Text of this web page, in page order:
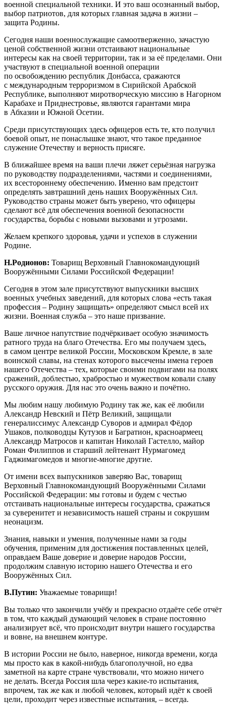
военной специальной техники. И это ваш осознанный выбор,
выбор патриотов, для которых главная задача в жизни –
защита Родины.
Сегодня наши военнослужащие самоотверженно, зачастую
ценой собственной жизни отстаивают национальные
интересы как на своей территории, так и за её пределами. Они
участвуют в специальной военной операции
по освобождению республик Донбасса, сражаются
с международным терроризмом в Сирийской Арабской
Республике, выполняют миротворческую миссию в Нагорном
Карабахе и Приднестровье, являются гарантами мира
в Абхазии и Южной Осетии.
Среди присутствующих здесь офицеров есть те, кто получил
боевой опыт, не понаслышке знают, что такое преданное
служение Отечеству и верность присяге.
В ближайшее время на ваши плечи ляжет серьёзная нагрузка
по руководству подразделениями, частями и соединениями,
их всестороннему обеспечению. Именно вам предстоит
определять завтрашний день наших Вооружённых Сил.
Руководство страны может быть уверено, что офицеры
сделают всё для обеспечения военной безопасности
государства, борьбы с новыми вызовами и угрозами.
Желаем крепкого здоровья, удачи и успехов в служении
Родине.
Н.Родионов: Товарищ Верховный Главнокомандующий
Вооружёнными Силами Российской Федерации!
Сегодня в этом зале присутствуют выпускники высших
военных учебных заведений, для которых слова «есть такая
профессия – Родину защищать» определяют смысл всей их
жизни. Военная служба – это наше призвание.
Ваше личное напутствие подчёркивает особую значимость
ратного труда на благо Отечества. Его мы получаем здесь,
в самом центре великой России, Московском Кремле, в зале
воинской славы, на стенах которого высечены имена героев
нашего Отечества – тех, которые своими подвигами на полях
сражений, доблестью, храбростью и мужеством ковали славу
русского оружия. Для нас это очень важно и почётно.
Мы любим нашу любимую Родину так же, как её любили
Александр Невский и Пётр Великий, защищали
генералиссимус Александр Суворов и адмирал Фёдор
Ушаков, полководцы Кутузов и Багратион, красноармеец
Александр Матросов и капитан Николай Гастелло, майор
Роман Филиппов и старший лейтенант Нурмагомед
Гаджимагомедов и многие-многие другие.
От имени всех выпускников заверяю Вас, товарищ
Верховный Главнокомандующий Вооружёнными Силами
Российской Федерации: мы готовы и будем с честью
отстаивать национальные интересы государства, сражаться
за суверенитет и независимость нашей страны и сокрушим
неонацизм.
Знания, навыки и умения, полученные нами за годы
обучения, применим для достижения поставленных целей,
оправдаем Ваше доверие и доверие народов России,
продолжим славную историю нашего Отечества и его
Вооружённых Сил.
В.Путин: Уважаемые товарищи!
Вы только что закончили учёбу и прекрасно отдаёте себе отчёт
в том, что каждый думающий человек в стране постоянно
анализирует всё, что происходит внутри нашего государства
и вовне, на внешнем контуре.
В истории России не было, наверное, никогда времени, когда
мы просто как в какой-нибудь благополучной, но едва
заметной на карте стране чувствовали, что можно ничего
не делать. Всегда Россия шла через какие-то испытания,
впрочем, так же как и любой человек, который идёт к своей
цели, проходит через известные испытания, – всегда.